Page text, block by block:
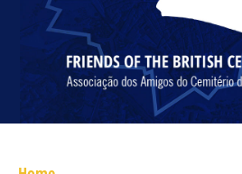
CAPILLA
MAYOR GENERAL